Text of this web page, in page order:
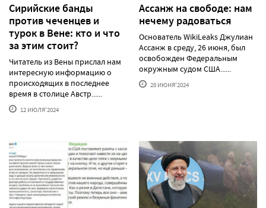
Сирийские банды
против чеченцев и
турок в Вене: кто и что
за этим стоит?
Читатель из Вены прислал нам
интересную информацию о
происходящих в последнее
время в столице Австр......
12 ИЮЛЯ'2024
Ассанж на свободе: нам
нечему радоваться
Основатель WikiLeaks Джулиан
Ассанж в среду, 26 июня, был
освобожден Федеральным
окружным судом США......
28 ИЮНЯ'2024